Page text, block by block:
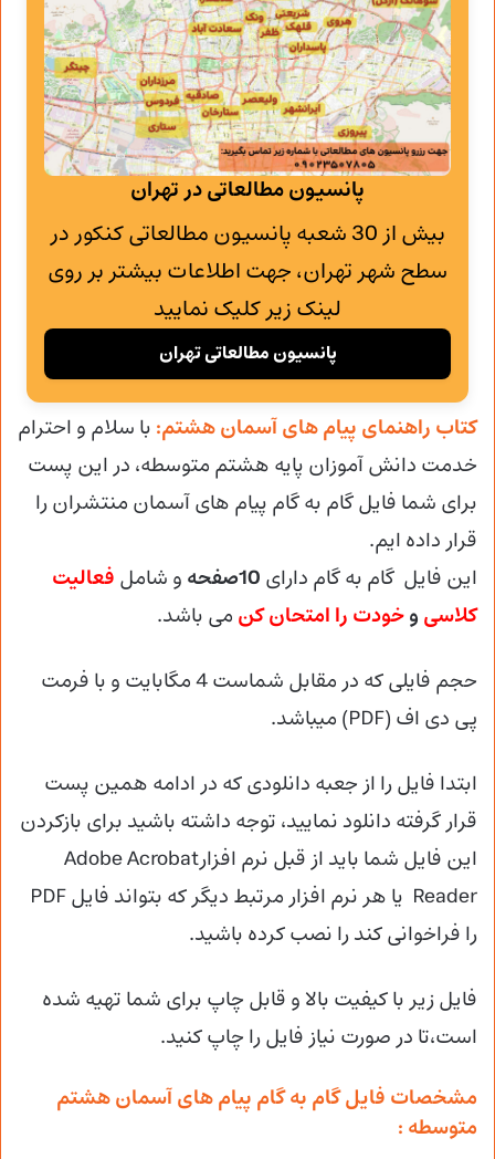
پانسیون مطالعاتی در تهران
بیش از 30 شعبه پانسیون مطالعاتی کنکور در
سطح شهر تهران، جهت اطلاعات بیشتر بر روی
لینک زیر کلیک نمایید
پانسیون مطالعاتی تهران
کتاب راهنمای پیام های آسمان هشتم: با سلام و احترام
خدمت دانش آموزان پایه هشتم متوسطه، در این پست
برای شما فایل گام به گام پیام های آسمان منتشران را
قرار داده ایم.
این فایل گام به گام دارای 10صفحه و شامل فعالیت
کلاسی وخودت را امتحان کن می باشد.
حجم فایلی که در مقابل شماست 4 مگابایت و با فرمت
پی دی اف (PDF) میباشد.
ابتدا فایل را از جعبه دانلودی که در ادامه همین پست
قرار گرفته دانلود نمایید، توجه داشته باشید برای بازکردن
این فایل شما باید از قبل نرم افزارAdobe Acrobat
را فراخوانی کند را نصب کرده باشید.
فایل زیر با کیفیت بالا و قابل چاپ برای شما تهیه شده
است،تا در صورت نیاز فایل را چاپ کنید.
مشخصات فایل گام به گام پیام های آسمان هشتم
متوسطه :